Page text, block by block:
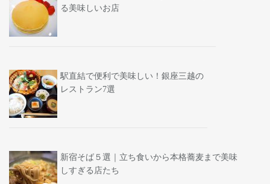
る美味しいお店
駅直結で便利で美味しい！銀座三越の
レストラン7選
新宿そば５選｜立ち食いから本格蕎麦まで美味
しすぎる店たち